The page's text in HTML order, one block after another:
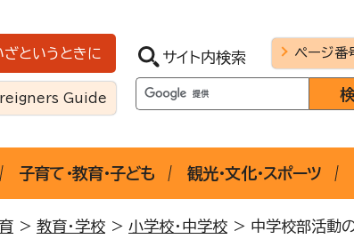
ざというときに
Guide
サイト内検索 ページ番
子育て・教育・子ども 観光・文化・スポーツ
> 教育・学校 > 小学校・中学校 > 中学校部活動